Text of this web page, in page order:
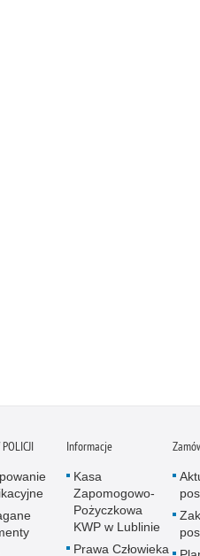
Informacje
Kasa
Zapomogowo-
Pożyczkowa
KWP w Lublinie
Prawa Człowieka